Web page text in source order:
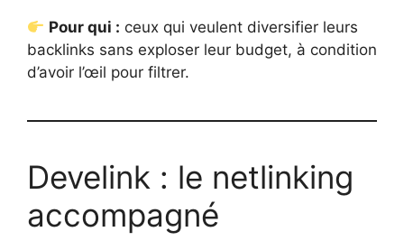
Pour qui : ceux qui veulent diversifier leurs
backlinks sans exploser leur budget, à condition
d’avoir l’œil pour filtrer.
Develink : le netlinking
accompagné